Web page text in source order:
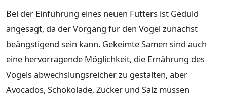
Bei der Einführung eines neuen Futters ist Geduld
angesagt, da der Vorgang für den Vogel zunächst
beängstigend sein kann. Gekeimte Samen sind auch
eine hervorragende Möglichkeit, die Ernährung des
Vogels abwechslungsreicher zu gestalten, aber
Avocados, Schokolade, Zucker und Salz müssen